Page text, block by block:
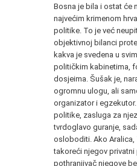
Bosna je bila i ostat će
najvećim krimenom
politike. To je već
objektivnoj bilanci
kakva je svedena u
političkim kabinetima,
dosjeima. Šušak je,
ogromnu ulogu, ali
organizator i
politike, zasluga za
tvrdoglavo guranje,
osloboditi. Ako Aralica,
takoreći njegov
pothranjivač njegove